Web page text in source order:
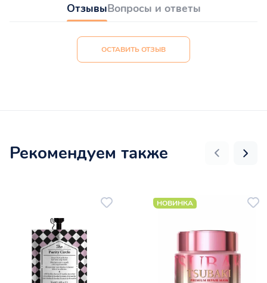
ОтзывыВопросы и ответы
ОСТАВИТЬ ОТЗЫВ
Рекомендуем также
НОВИНКА